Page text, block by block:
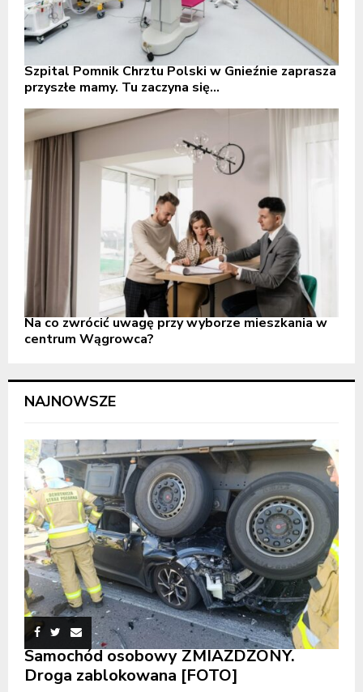
Szpital Pomnik Chrztu Polski w Gnieźnie zaprasza
przyszłe mamy. Tu zaczyna się...
Na co zwrócić uwagę przy wyborze mieszkania w
centrum Wągrowca?
NAJNOWSZE
Samochód osobowy ZMIAŻDŻONY.
Droga zablokowana [FOTO]